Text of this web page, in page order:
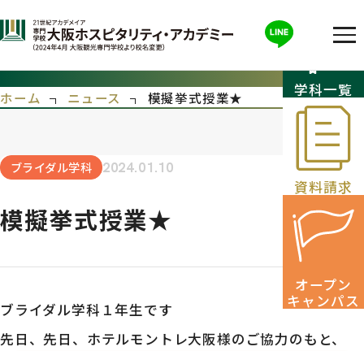
学科一覧
資料請求
オープン
キャンパス
模擬挙式授業★
ホーム ニュース 模擬挙式授業★
ブライダル学科 2024.01.10
模擬挙式授業★
ブライダル学科１年生です
先日、先日、ホテルモントレ大阪様のご協力のもと、